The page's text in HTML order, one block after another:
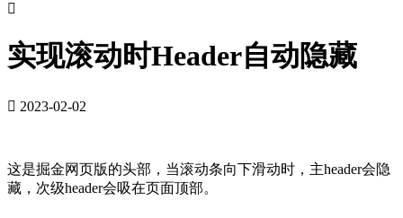

实现滚动时Header自动隐藏
 2023-02-02
这是掘金网页版的头部，当滚动条向下滑动时，主header会隐
藏，次级header会吸在页面顶部。